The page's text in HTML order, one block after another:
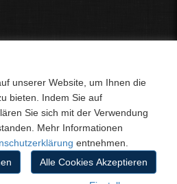
unserer Website, um Ihnen die
bieten. Indem Sie auf
Sie sich mit der Verwendung
Mehr Informationen
entnehmen.
Alle Cookies Akzeptieren